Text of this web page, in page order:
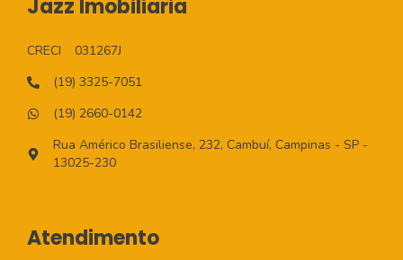
Jazz Imobiliaria
CRECI
031267J
(19) 3325-7051
(19) 2660-0142
Rua Américo Brasiliense, 232, Cambuí, Campinas - SP -
13025-230
Atendimento